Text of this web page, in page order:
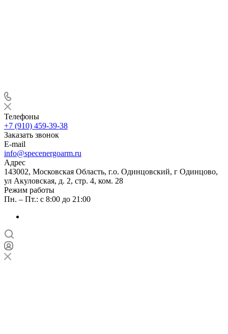
Телефоны
+7 (910) 459-39-38
Заказать звонок
E-mail
info@specenergoarm.ru
Адрес
143002, Московская Область, г.о. Одинцовский, г Одинцово,
ул Акуловская, д. 2, стр. 4, ком. 28
Режим работы
Пн. – Пт.: с 8:00 до 21:00